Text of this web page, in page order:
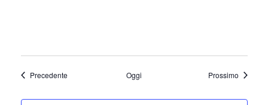
PrecedenteEventi Oggi ProssimoEventi